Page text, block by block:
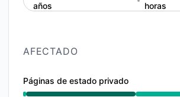
años
horas
AFECTADO
Páginas de estado privado